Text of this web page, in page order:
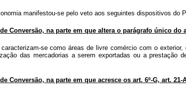
manifestou-se pelo veto aos seguintes dispositivos do
Conversão, na parte em que altera o parágrafo único do
se como áreas de livre comércio com o
das mercadorias a serem exportadas ou a prestação
Conversão, na parte em que acresce os art. 6º-G, art. 21-